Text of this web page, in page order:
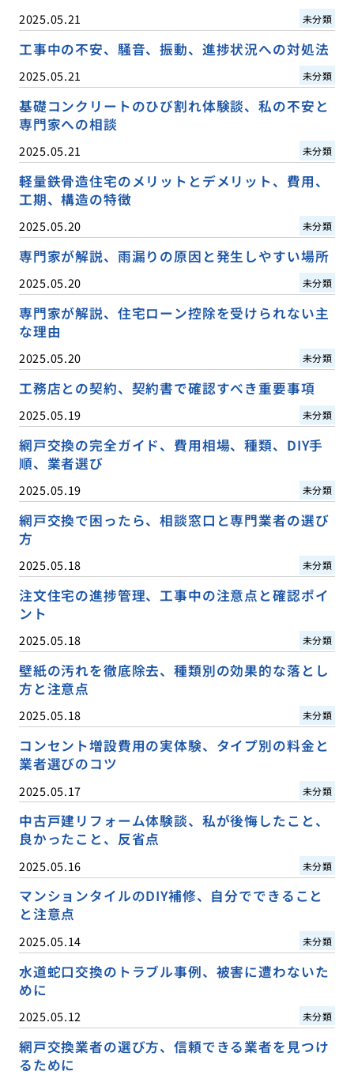
2025.05.21 未分類
工事中の不安、騒音、振動、進捗状況への対処法
2025.05.21 未分類
基礎コンクリートのひび割れ体験談、私の不安と
専門家への相談
2025.05.21 未分類
軽量鉄骨造住宅のメリットとデメリット、費用、
工期、構造の特徴
2025.05.20 未分類
専門家が解説、雨漏りの原因と発生しやすい場所
2025.05.20 未分類
専門家が解説、住宅ローン控除を受けられない主
な理由
2025.05.20 未分類
工務店との契約、契約書で確認すべき重要事項
2025.05.19 未分類
網戸交換の完全ガイド、費用相場、種類、DIY手
順、業者選び
2025.05.19 未分類
網戸交換で困ったら、相談窓口と専門業者の選び
方
2025.05.18 未分類
注文住宅の進捗管理、工事中の注意点と確認ポイ
ント
2025.05.18 未分類
壁紙の汚れを徹底除去、種類別の効果的な落とし
方と注意点
2025.05.18 未分類
コンセント増設費用の実体験、タイプ別の料金と
業者選びのコツ
2025.05.17 未分類
中古戸建リフォーム体験談、私が後悔したこと、
良かったこと、反省点
2025.05.16 未分類
マンションタイルのDIY補修、自分でできること
と注意点
2025.05.14 未分類
水道蛇口交換のトラブル事例、被害に遭わないた
めに
2025.05.12 未分類
網戸交換業者の選び方、信頼できる業者を見つけ
るために